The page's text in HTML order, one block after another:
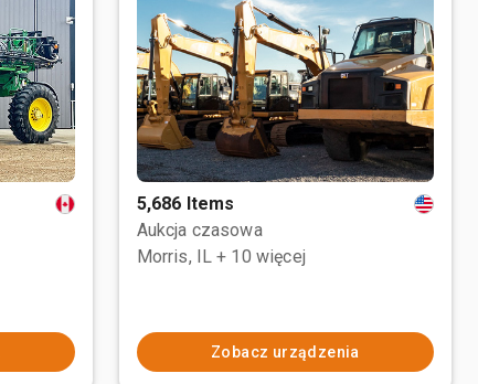
5,686 Items
Aukcja czasowa
Morris, IL + 10 więcej
Zobacz urządzenia